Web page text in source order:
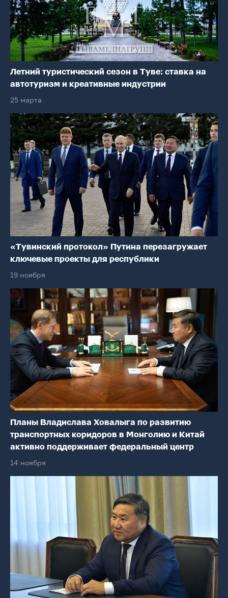
Летний туристический сезон в Туве: ставка на
автотуризм и креативные индустрии
25 марта
«Тувинский протокол» Путина перезагружает
ключевые проекты для республики
19 ноября
Планы Владислава Ховалыга по развитию
транспортных коридоров в Монголию и Китай
активно поддерживает федеральный центр
14 ноября